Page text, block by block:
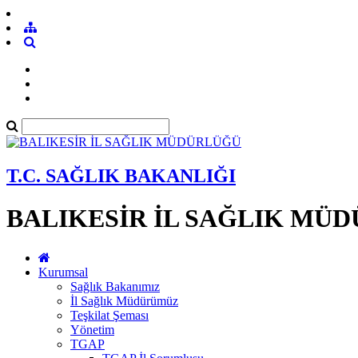
T.C. SAĞLIK BAKANLIĞI
BALIKESİR İL SAĞLIK
Kurumsal
Sağlık Bakanımız
İl Sağlık Müdürümüz
Teşkilat Şeması
Yönetim
TGAP